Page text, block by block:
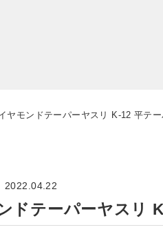
ヤモンドテーパーヤスリ K-12 平テ
2022.04.22
ドテーパーヤスリ